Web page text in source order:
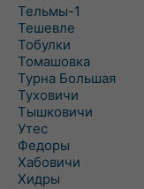
Тельмы-1
Тешевле
Тобулки
Томашовка
Турна Большая
Туховичи
Тышковичи
Утес
Федоры
Хабовичи
Хидры